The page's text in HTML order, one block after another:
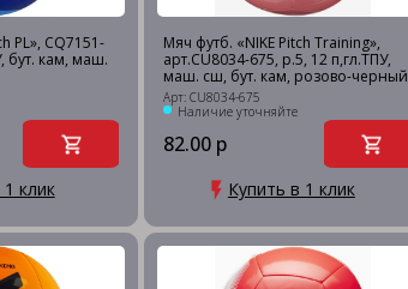
PL», CQ7151-
бут. кам, маш.
клик
Мяч футб. «NIKE Pitch Training»,
арт.CU8034-675, р.5, 12 п,гл.ТПУ,
маш. сш, бут. кам, розово-черный
Арт: CU8034-675
Наличие уточняйте
82.00 р
Купить в 1 клик